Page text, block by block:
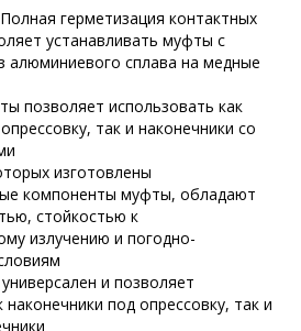
герметизация контактных
устанавливать муфты с
алюминиевого сплава на медные
позволяет использовать как
так и наконечники со
изготовлены
компоненты муфты, обладают
стойкостью к
излучению и погодно-
и позволяет
наконечники под опрессовку, так и